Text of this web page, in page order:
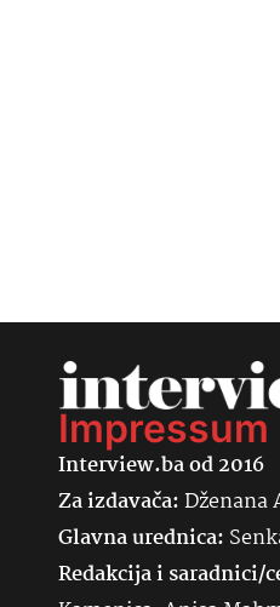
Impressum
Interview.ba od 2016
Za izdavača:Dženana
Glavna urednica:
Redakcija i saradnici/